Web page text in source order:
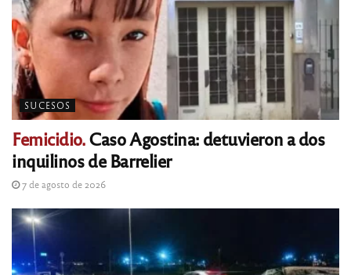
SUCESOS
Femicidio.Caso Agostina: detuvieron a dos
inquilinos de Barrelier
7 de agosto de 2026